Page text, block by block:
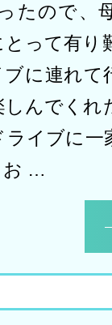
たので、
って有り
に連れて
しんでく
イブに
お …